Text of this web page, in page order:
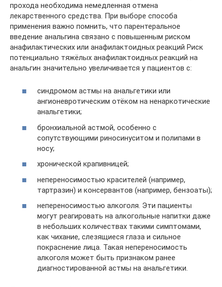
прохода необходима немедленная отмена
лекарственного средства. При выборе способа
применения важно помнить, что парентеральное
введение анальгина связано с повышенным риском
анафилактических или анафилактоидных реакций Риск
потенциально тяжёлых анафилактоидных реакций на
анальгин значительно увеличивается у пациентов с:
синдромом астмы на анальгетики или
ангионевротическим отёком на ненаркотические
анальгетики;
бронхиальной астмой, особенно с
сопутствующими риносинуситом и полипами в
носу;
хронической крапивницей;
непереносимостью красителей (например,
тартразин) и консервантов (например, бензоаты);
непереносимостью алкоголя. Эти пациенты
могут реагировать на алкогольные напитки даже
в небольших количествах такими симптомами,
как чихание, слезящиеся глаза и сильное
покраснение лица. Такая непереносимость
алкоголя может быть признаком ранее
диагностированной астмы на анальгетики.